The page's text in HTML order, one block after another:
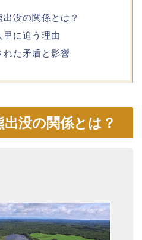
没の関係とは？
に追う理由
た矛盾と影響
没の関係とは？